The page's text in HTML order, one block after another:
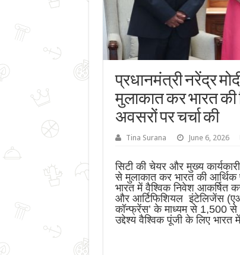
प्रधानमंत्री नरेंद्र
मुलाकात कर भारत
अवसरों पर चर्चा की
Tina Surana June 6, 2026
सिटी की चेयर और मुख्य
से मुलाकात कर भारत की आर्थिक
भारत में वैश्विक निवेश आकर्षित
और आर्टिफिशियल इंटेलिजेंस
कॉन्फ्रेंस’ के माध्यम से 1,500 से
उद्देश्य वैश्विक पूंजी के लिए